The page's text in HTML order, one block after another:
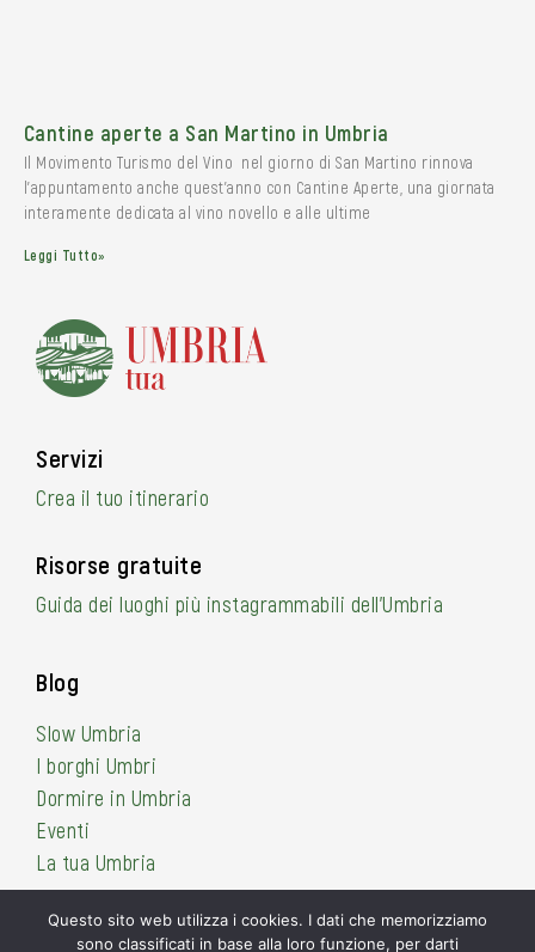
Cantine aperte a San Martino in Umbria
Il Movimento Turismo del Vino nel giorno di San Martino rinnova
l’appuntamento anche quest’anno con Cantine Aperte, una giornata
interamente dedicata al vino novello e alle ultime
Leggi Tutto»
Servizi
Crea il tuo itinerario
Risorse gratuite
Guida dei luoghi più instagrammabili dell’Umbria
Blog
Slow Umbria
I borghi Umbri
Dormire in Umbria
Eventi
La tua Umbria
Questo sito web utilizza i cookies. I dati che memorizziamo
sono classificati in base alla loro funzione, per darti